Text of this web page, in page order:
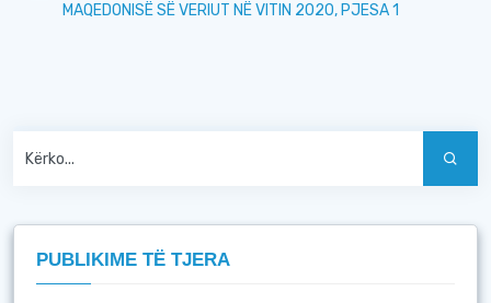
MAQEDONISË SË VERIUT NË VITIN 2020, PJESA 1
PUBLIKIME TË TJERA